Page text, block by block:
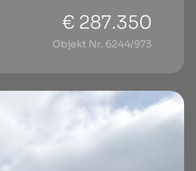
€ 287.350
Objekt Nr. 6244/973